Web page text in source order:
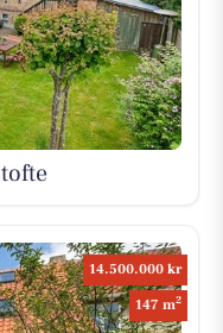
14.500.000 kr
147 m2